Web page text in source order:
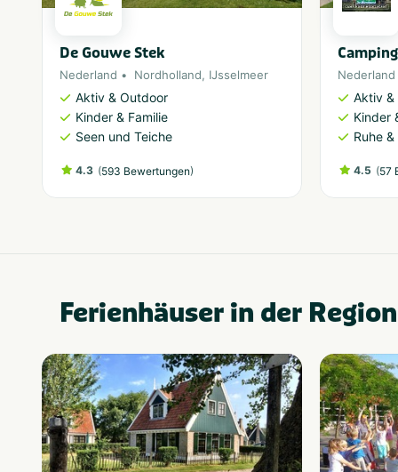
De Gouwe Stek
Nederland Nordholland, IJsselmeer
Aktiv & Outdoor
Kinder & Familie
Seen und Teiche
4.3 (593 Bewertungen)
Nederland
Aktiv &
Kinder
Ruhe
4.5 (57
Ferienhäuser in der Region